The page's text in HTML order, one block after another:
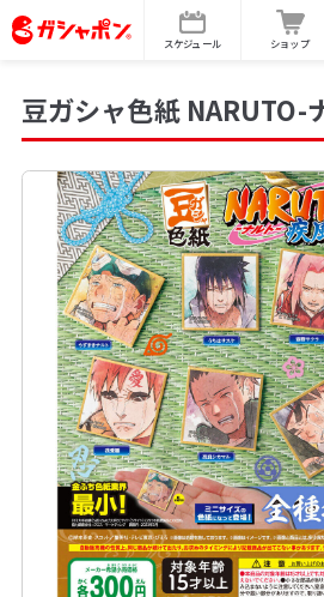
スケジュール ショップ
豆ガシャ色紙 NARUTO-